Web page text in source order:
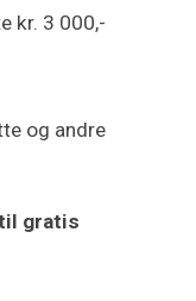
kr. 3 000,-
og andre
gratis